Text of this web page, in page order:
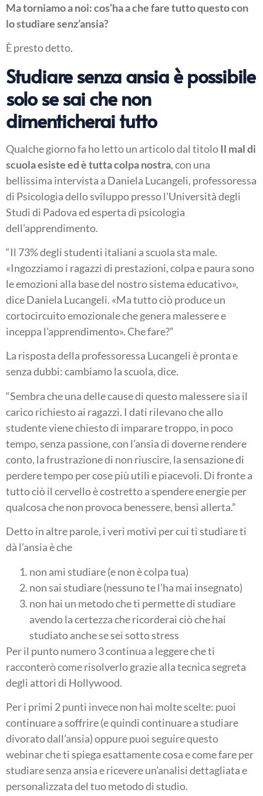
Ma torniamo a noi: cos’ha a che fare tutto questo con
lo studiare senz’ansia?
È presto detto.
Studiare senza ansia è possibile
solo se sai che non
dimenticherai tutto
Qualche giorno fa ho letto un articolo dal titoloIl mal di
scuola esiste ed è tutta colpa nostra, con una
bellissima intervista a Daniela Lucangeli, professoressa
di Psicologia dello sviluppo presso l’Università degli
Studi di Padova ed esperta di psicologia
dell’apprendimento.
“Il 73% degli studenti italiani a scuola sta male.
«Ingozziamo i ragazzi di prestazioni, colpa e paura sono
le emozioni alla base del nostro sistema educativo»,
dice Daniela Lucangeli. «Ma tutto ciò produce un
cortocircuito emozionale che genera malessere e
inceppa l’apprendimento». Che fare?”
La risposta della professoressa Lucangeli è pronta e
senza dubbi: cambiamo la scuola, dice.
“Sembra che una delle cause di questo malessere sia il
carico richiesto ai ragazzi. I dati rilevano che allo
studente viene chiesto di imparare troppo, in poco
tempo, senza passione, con l’ansia di doverne rendere
conto, la frustrazione di non riuscire, la sensazione di
perdere tempo per cose più utili e piacevoli. Di fronte a
tutto ciò il cervello è costretto a spendere energie per
qualcosa che non provoca benessere, bensì allerta.”
Detto in altre parole, i veri motivi per cui ti studiare ti
dà l’ansia è che
non ami studiare (e non è colpa tua)
non sai studiare (nessuno te l’ha mai insegnato)
non hai un metodo che ti permette di studiare
avendo la certezza che ricorderai ciò che hai
studiato anche se sei sotto stress
Per il punto numero 3 continua a leggere che ti
racconterò come risolverlo grazie alla tecnica segreta
degli attori di Hollywood.
Per i primi 2 punti invece non hai molte scelte: puoi
continuare a soffrire (e quindi continuare a studiare
divorato dall’ansia) oppure puoi seguire questo
webinar che ti spiega esattamente cosa e come fare per
studiare senza ansia e ricevere un’analisi dettagliata e
personalizzata del tuo metodo di studio.